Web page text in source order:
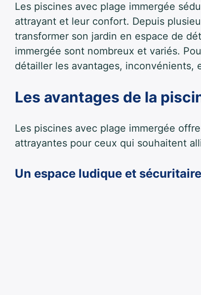
Les piscines avec plage immergée
attrayant et leur confort. Depuis
transformer son jardin en espace de
immergée sont nombreux et variés.
détailler les avantages, inconvénients,
Les avantages de la
Les piscines avec plage immergée
attrayantes pour ceux qui souhaitent
Un espace ludique et